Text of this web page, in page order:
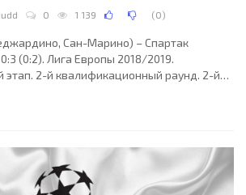
0 1 139 (0)
Сан-Марино) – Спартак
(0:2). Лига Европы 2018/2019.
2-й квалификационный раунд. 2-й
Тулло Морганьи. 224 зрителя (6 % при
судья: Филип Фарруджа (Мальта). Ла
Виван (ИТА); 18. Марко Гасперони